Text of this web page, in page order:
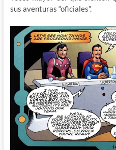
sus aventuras “oficiales”.